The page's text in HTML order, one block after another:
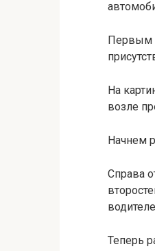
Первым
На
возле
Начнем
Справа
Теперь